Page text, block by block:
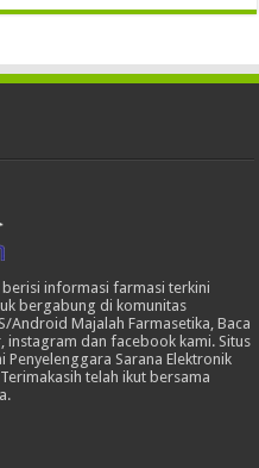
informasi farmasi terkini
bergabung di komunitas
Majalah Farmasetika, Baca
dan facebook kami. Situs
Sarana Elektronik
telah ikut bersama